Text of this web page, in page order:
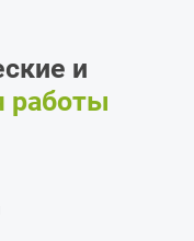
и
работы